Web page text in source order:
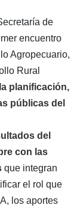
de
encuentro
Agropecuario,
Rural
planificación,
públicas del
del
con las
que integran
el rol que
los aportes